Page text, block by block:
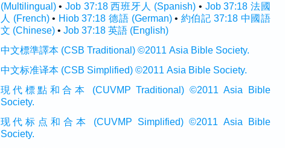
(Multilingual)• Job 37:18 西班牙人 (Spanish) • Job 37:18 法國
人 (French)• Hiob 37:18 德語 (German)• 約伯記 37:18 中國語
文 (Chinese)• Job 37:18 英語 (English)
中文標準譯本 (CSB Traditional) ©2011 Asia Bible Society.
中文标准译本 (CSB Simplified) ©2011 Asia Bible Society.
現代標點和合本 (CUVMP Traditional) ©2011 Asia Bible
Society.
现代标点和合本 (CUVMP Simplified) ©2011 Asia Bible
Society.